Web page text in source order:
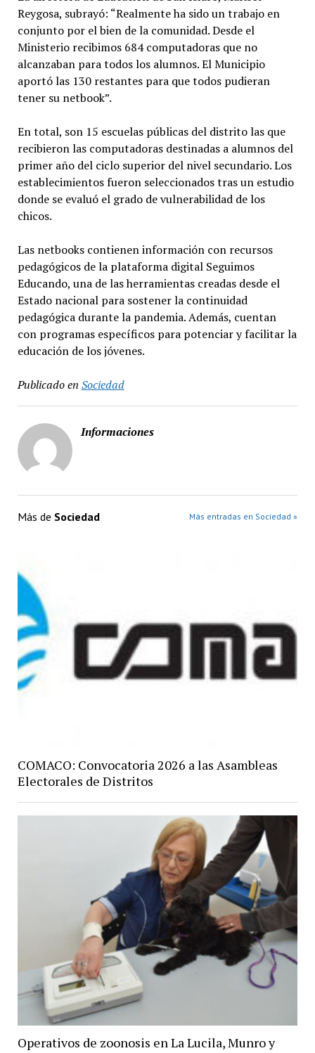
Reygosa, subrayó: “Realmente ha sido un trabajo en
conjunto por el bien de la comunidad. Desde el
Ministerio recibimos 684 computadoras que no
alcanzaban para todos los alumnos. El Municipio
aportó las 130 restantes para que todos pudieran
tener su netbook”.
En total, son 15 escuelas públicas del distrito las que
recibieron las computadoras destinadas a alumnos del
primer año del ciclo superior del nivel secundario. Los
establecimientos fueron seleccionados tras un estudio
donde se evaluó el grado de vulnerabilidad de los
chicos.
Las netbooks contienen información con recursos
pedagógicos de la plataforma digital Seguimos
Educando, una de las herramientas creadas desde el
Estado nacional para sostener la continuidad
pedagógica durante la pandemia. Además, cuentan
con programas específicos para potenciar y facilitar la
educación de los jóvenes.
Publicado en Sociedad
Informaciones
Más de Sociedad Más entradas en Sociedad »
COMACO: Convocatoria 2026 a las Asambleas
Electorales de Distritos
Operativos de zoonosis en La Lucila, Munro y